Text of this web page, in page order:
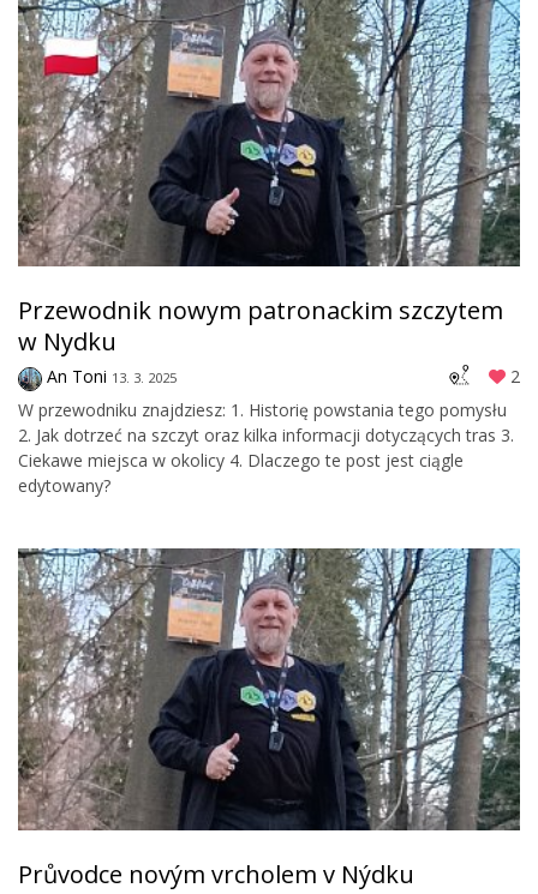
Przewodnik nowym patronackim szczytem
w Nydku
An Toni 13. 3. 2025
2
W przewodniku znajdziesz: 1. Historię powstania tego pomysłu
2. Jak dotrzeć na szczyt oraz kilka informacji dotyczących tras 3.
Ciekawe miejsca w okolicy 4. Dlaczego te post jest ciągle
edytowany?
Průvodce novým vrcholem v Nýdku